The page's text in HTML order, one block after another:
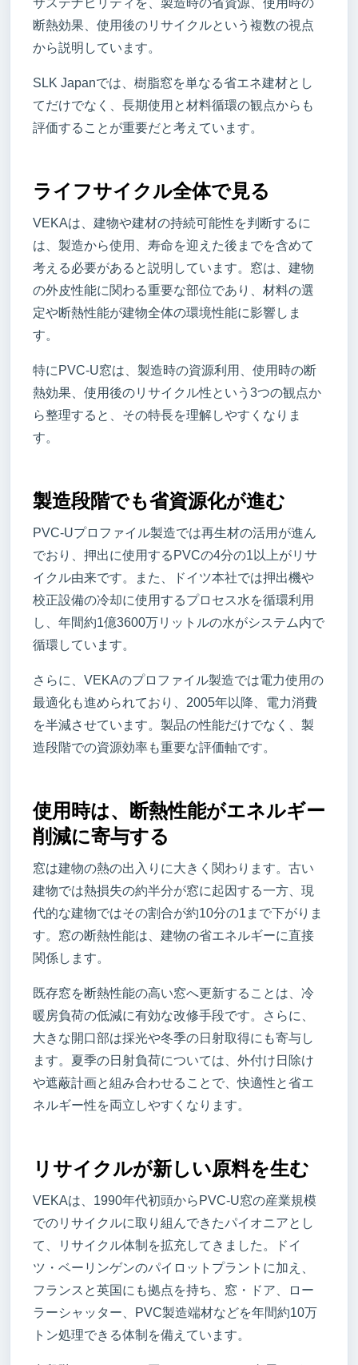
断熱効果、使用後のリサイクルという複数の視点
から説明しています。
SLK Japanでは、樹脂窓を単なる省エネ建材とし
てだけでなく、長期使用と材料循環の観点からも
評価することが重要だと考えています。
ライフサイクル全体で見る
VEKAは、建物や建材の持続可能性を判断するに
は、製造から使用、寿命を迎えた後までを含めて
考える必要があると説明しています。窓は、建物
の外皮性能に関わる重要な部位であり、材料の選
定や断熱性能が建物全体の環境性能に影響しま
す。
特にPVC-U窓は、製造時の資源利用、使用時の断
熱効果、使用後のリサイクル性という3つの観点か
ら整理すると、その特長を理解しやすくなりま
す。
製造段階でも省資源化が進む
PVC-Uプロファイル製造では再生材の活用が進ん
でおり、押出に使用するPVCの4分の1以上がリサ
イクル由来です。また、ドイツ本社では押出機や
校正設備の冷却に使用するプロセス水を循環利用
し、年間約1億3600万リットルの水がシステム内で
循環しています。
さらに、VEKAのプロファイル製造では電力使用の
最適化も進められており、2005年以降、電力消費
を半減させています。製品の性能だけでなく、製
造段階での資源効率も重要な評価軸です。
使用時は、断熱性能がエネルギー
削減に寄与する
窓は建物の熱の出入りに大きく関わります。古い
建物では熱損失の約半分が窓に起因する一方、現
代的な建物ではその割合が約10分の1まで下がりま
す。窓の断熱性能は、建物の省エネルギーに直接
関係します。
既存窓を断熱性能の高い窓へ更新することは、冷
暖房負荷の低減に有効な改修手段です。さらに、
大きな開口部は採光や冬季の日射取得にも寄与し
ます。夏季の日射負荷については、外付け日除け
や遮蔽計画と組み合わせることで、快適性と省エ
ネルギー性を両立しやすくなります。
リサイクルが新しい原料を生む
VEKAは、1990年代初頭からPVC-U窓の産業規模
でのリサイクルに取り組んできたパイオニアとし
て、リサイクル体制を拡充してきました。ドイ
ツ・ベーリンゲンのパイロットプラントに加え、
フランスと英国にも拠点を持ち、窓・ドア、ロー
ラーシャッター、PVC製造端材などを年間約10万
トン処理できる体制を備えています。